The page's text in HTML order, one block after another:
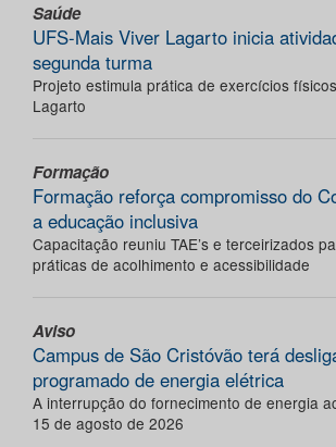
Saúde
UFS-Mais Viver Lagarto inicia
segunda turma
Projeto estimula prática de exercícios
Lagarto
Formação
Formação reforça compromisso do
a educação inclusiva
Capacitação reuniu TAE’s e terceirizados
práticas de acolhimento e acessibilidade
Aviso
Campus de São Cristóvão terá
programado de energia elétrica
A interrupção do fornecimento de energia
15 de agosto de 2026